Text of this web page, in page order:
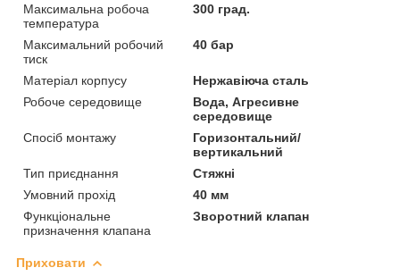
Максимальна робоча
температура
300 град.
Максимальний робочий
тиск
40 бар
Матеріал корпусу
Нержавіюча сталь
Робоче середовище
Вода, Агресивне
середовище
Спосіб монтажу
Горизонтальний/
вертикальний
Тип приєднання
Стяжні
Умовний прохід
40 мм
Функціональне
призначення клапана
Зворотний клапан
Приховати